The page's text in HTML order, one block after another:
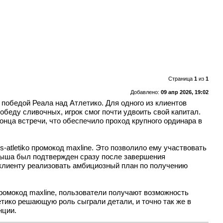
Страница 1из 1
Добавлено: 09 апр 2026, 19:02
Реала над Атлетико. Для одного из клиентов
сливочных, игрок смог почти удвоить свой капитал.
встречи, что обеспечило проход крупного ординара в
atletiko промокод maxline. Это позволило ему участвовать
был подтвержден сразу после завершения
реализовать амбициозный план по получению
maxline, пользователи получают возможность
решающую роль сыграли детали, и точно так же в